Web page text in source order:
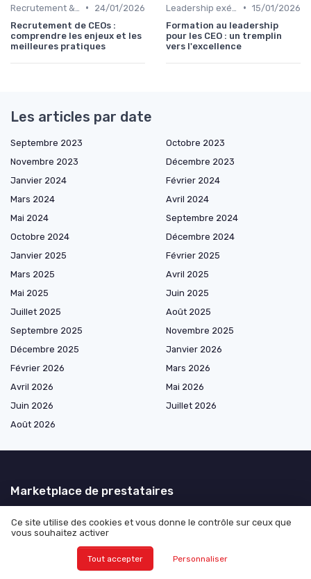
•
24/01/2026
Recrutement de CEOs :
comprendre les enjeux et les
meilleures pratiques
• 15/01/2026
Formation au leadership
pour les CEO : un tremplin
vers l'excellence
Les articles par date
Septembre 2023
Octobre 2023
Novembre 2023
Décembre 2023
Janvier 2024
Février 2024
Mars 2024
Avril 2024
Mai 2024
Septembre 2024
Octobre 2024
Décembre 2024
Janvier 2025
Février 2025
Mars 2025
Avril 2025
Mai 2025
Juin 2025
Juillet 2025
Août 2025
Septembre 2025
Novembre 2025
Décembre 2025
Janvier 2026
Février 2026
Mars 2026
Avril 2026
Mai 2026
Juin 2026
Juillet 2026
Août 2026
Marketplace de prestataires
Les plus lus
Réussir son exemple de présentation personnelle à l’oral de concours
Ce site utilise des cookies et vous donne le contrôle sur ceux que
vous souhaitez activer
Tout accepter Personnaliser